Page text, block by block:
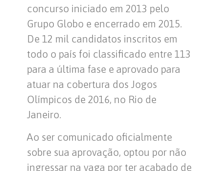
concurso iniciado em 2013 pelo
Grupo Globo e encerrado em 2015.
De 12 mil candidatos inscritos em
todo o país foi classificado entre 113
para a última fase e aprovado para
atuar na cobertura dos Jogos
Olímpicos de 2016, no Rio de
Janeiro.
Ao ser comunicado oficialmente
sobre sua aprovação, optou por não
ingressar na vaga por ter acabado de